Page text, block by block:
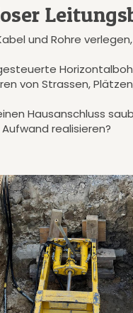
und Rohre
von Strassen,
Hausanschluss
realisieren?